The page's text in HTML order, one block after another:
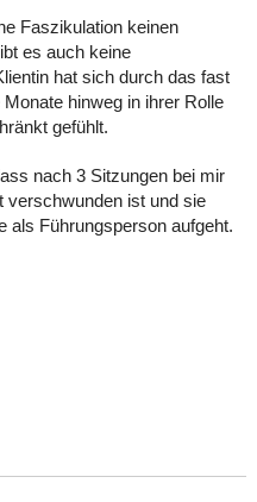
Faszikulation keinen
es auch keine
hat sich durch das fast
hinweg in ihrer Rolle
gefühlt.
nach 3 Sitzungen bei mir
verschwunden ist und sie
als Führungsperson aufgeht.